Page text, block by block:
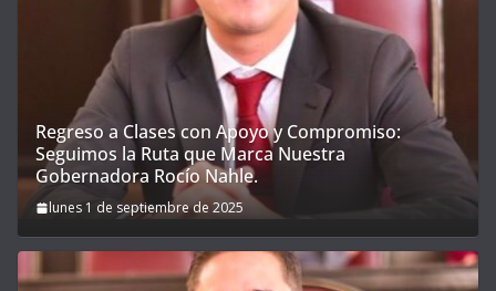
Regreso a Clases con Apoyo y Compromiso:
Seguimos la Ruta que Marca Nuestra
Gobernadora Rocío Nahle.
lunes 1 de septiembre de 2025